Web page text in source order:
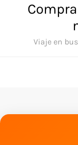
Viaje en